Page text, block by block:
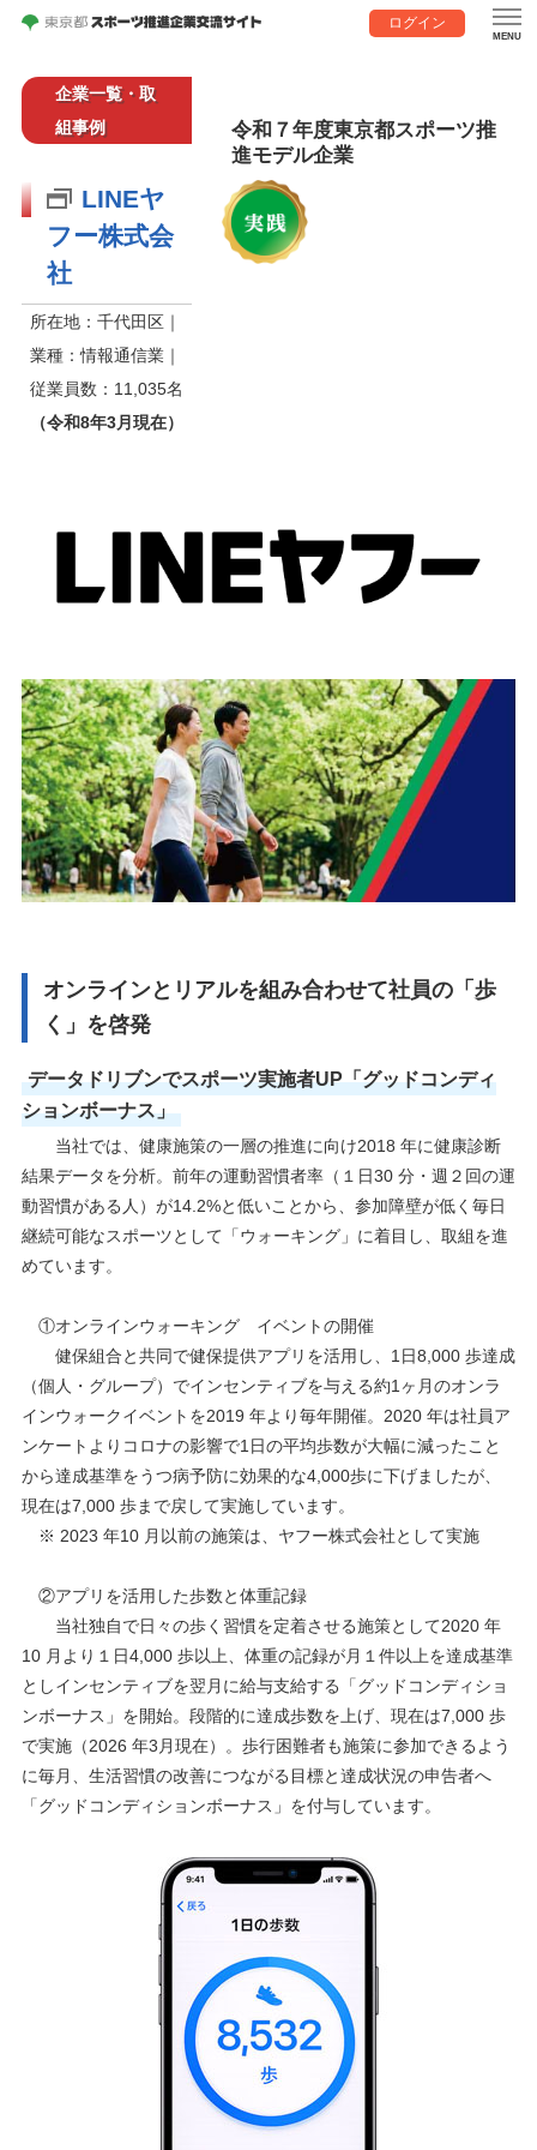
ログイン
企業一覧・取
組事例
令和７年度東京都スポーツ推
進モデル企業
LINEヤ
フー株式会
社
所在地：千代田区｜
業種：情報通信業｜
従業員数：11,035名
（令和8年3月現在）
オンラインとリアルを組み合わせて社員の「歩
く」を啓発
データドリブンでスポーツ実施者UP「グッドコンディ
ションボーナス」
当社では、健康施策の一層の推進に向け2018 年に健康診断
結果データを分析。前年の運動習慣者率（１日30 分・週２回の運
動習慣がある人）が14.2%と低いことから、参加障壁が低く毎日
継続可能なスポーツとして「ウォーキング」に着目し、取組を進
めています。
①オンラインウォーキング イベントの開催
健保組合と共同で健保提供アプリを活用し、1日8,000 歩達成
（個人・グループ）でインセンティブを与える約1ヶ月のオンラ
インウォークイベントを2019 年より毎年開催。2020 年は社員ア
ンケートよりコロナの影響で1日の平均歩数が大幅に減ったこと
から達成基準をうつ病予防に効果的な4,000歩に下げましたが、
現在は7,000 歩まで戻して実施しています。
※ 2023 年10 月以前の施策は、ヤフー株式会社として実施
②アプリを活用した歩数と体重記録
当社独自で日々の歩く習慣を定着させる施策として2020 年
10 月より１日4,000 歩以上、体重の記録が月１件以上を達成基準
としインセンティブを翌月に給与支給する「グッドコンディショ
ンボーナス」を開始。段階的に達成歩数を上げ、現在は7,000 歩
で実施（2026 年3月現在）。歩行困難者も施策に参加できるよう
に毎月、生活習慣の改善につながる目標と達成状況の申告者へ
「グッドコンディションボーナス」を付与しています。